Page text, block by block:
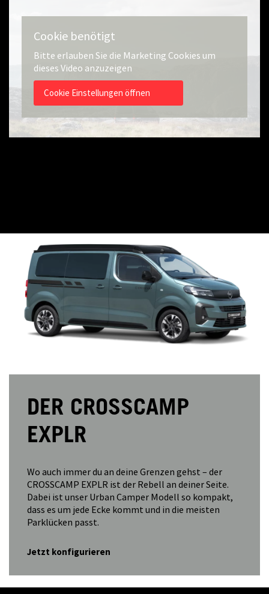
Cookie benötigt
Bitte erlauben Sie die Marketing Cookies um
dieses Video anzuzeigen
Cookie Einstellungen öffnen
DER CROSSCAMP
EXPLR
Wo auch immer du an deine Grenzen gehst – der
CROSSCAMP EXPLR ist der Rebell an deiner Seite.
Dabei ist unser Urban Camper Modell so kompakt,
dass es um jede Ecke kommt und in die meisten
Parklücken passt.
Jetzt konfigurieren